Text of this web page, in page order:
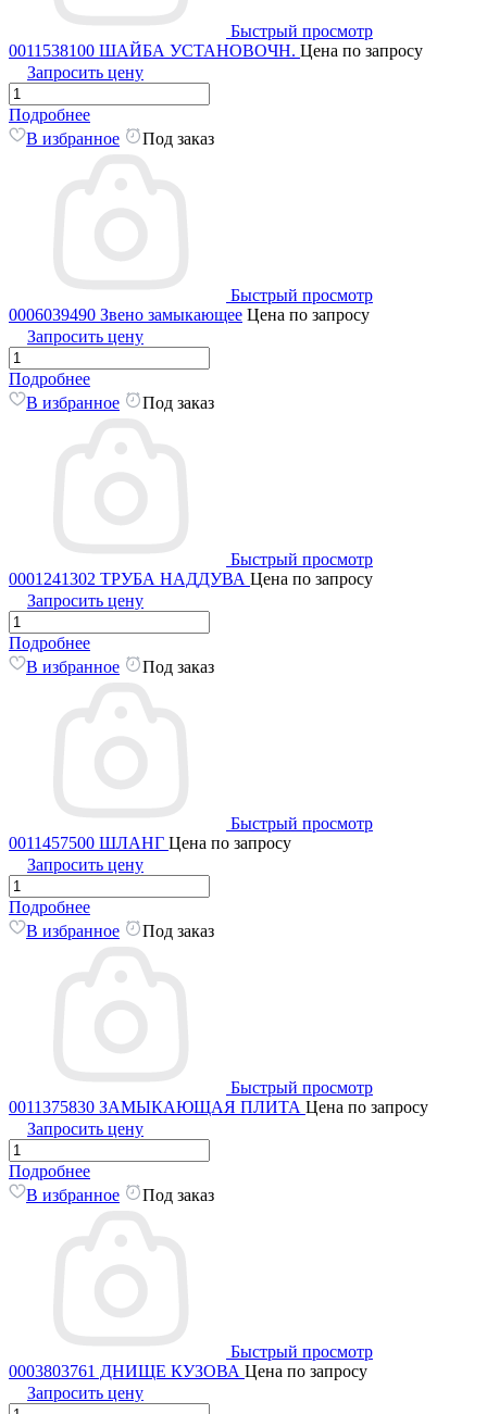
Быстрый просмотр
0011538100 ШАЙБА УСТАНОВОЧН. Цена по запросу
Запросить цену
Подробнее
В избранное
Под заказ
Быстрый просмотр
0006039490 Звено замыкающее Цена по запросу
Запросить цену
Подробнее
В избранное
Под заказ
Быстрый просмотр
0001241302 ТРУБА НАДДУВА Цена по запросу
Запросить цену
Подробнее
В избранное
Под заказ
Быстрый просмотр
0011457500 ШЛАНГ Цена по запросу
Запросить цену
Подробнее
В избранное
Под заказ
Быстрый просмотр
0011375830 ЗАМЫКАЮЩАЯ ПЛИТА Цена по запросу
Запросить цену
Подробнее
В избранное
Под заказ
Быстрый просмотр
0003803761 ДНИЩЕ КУЗОВА Цена по запросу
Запросить цену